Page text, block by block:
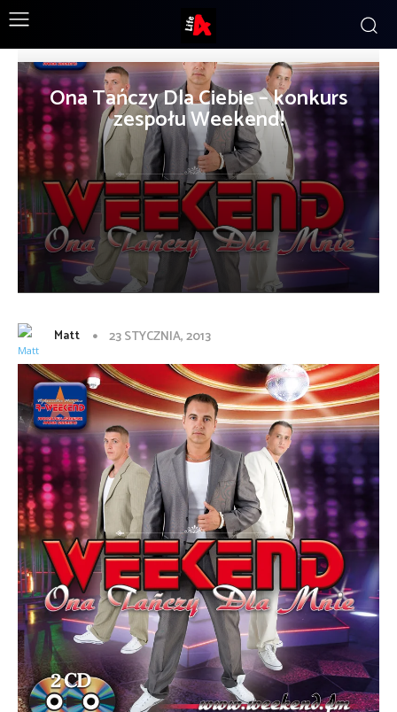
Ona Tańczy Dla Ciebie – konkurs
zespołu Weekend!
Matt 23 STYCZNIA, 2013